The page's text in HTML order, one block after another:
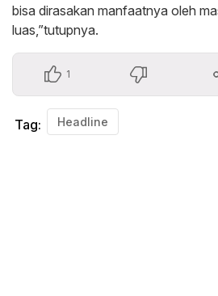
bisa dirasakan manfaatnya oleh
luas,”tutupnya.
1
Tag: Headline